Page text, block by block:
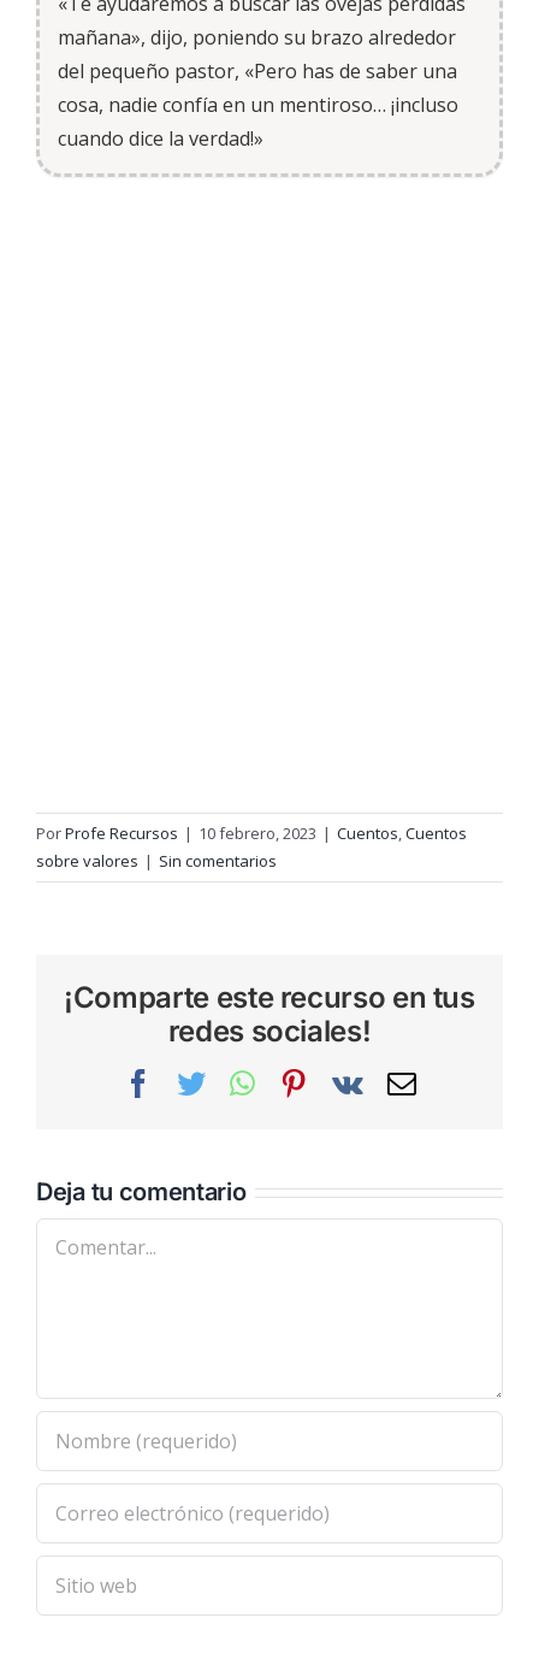
mañana», dijo, poniendo su brazo alrededor
del pequeño pastor, «Pero has de saber una
cosa, nadie confía en un mentiroso… ¡incluso
cuando dice la verdad!»
PorProfe Recursos | 10 febrero, 2023 | Cuentos,Cuentos
sobre valores | Sin comentarios
¡Comparte este recurso en tus
redes sociales!
Facebook
TwitterWhatsAppPinterest
Vk
Correo
Deja tu comentario
Comentar